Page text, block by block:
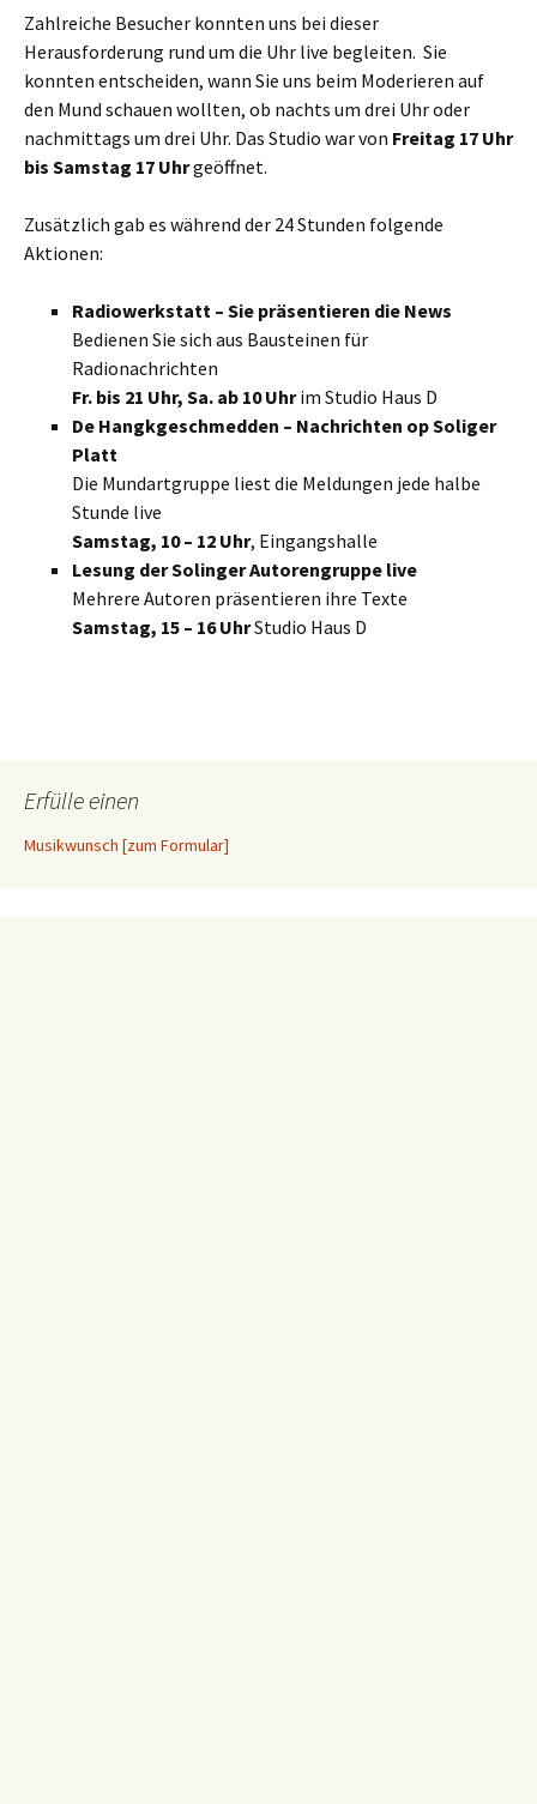
Zahlreiche Besucher konnten uns bei dieser
Herausforderung rund um die Uhr live begleiten. Sie
konnten entscheiden, wann Sie uns beim Moderieren auf
den Mund schauen wollten, ob nachts um drei Uhr oder
nachmittags um drei Uhr. Das Studio war von Freitag 17 Uhr
bis Samstag 17 Uhrgeöffnet.
Zusätzlich gab es während der 24 Stunden folgende
Aktionen:
Radiowerkstatt – Sie präsentieren die News
Bedienen Sie sich aus Bausteinen für
Radionachrichten
Fr. bis 21 Uhr, Sa. ab 10 Uhrim Studio Haus D
De Hangkgeschmedden – Nachrichten op Soliger
Platt
Die Mundartgruppe liest die Meldungen jede halbe
Stunde live
Samstag, 10 – 12 Uhr, Eingangshalle
Lesung der Solinger Autorengruppe live
Mehrere Autoren präsentieren ihre Texte
Samstag, 15 – 16 UhrStudio Haus D
Erfülle einen
Musikwunsch [zum Formular]